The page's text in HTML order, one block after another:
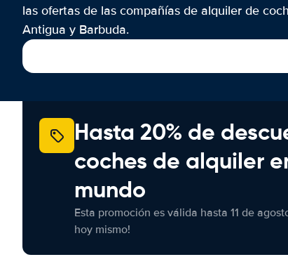
las ofertas de las compañías de alquiler de
Antigua y Barbuda.
Hasta 20% de
coches de alquiler
mundo
Esta promoción es válida hasta 11 de
hoy mismo!